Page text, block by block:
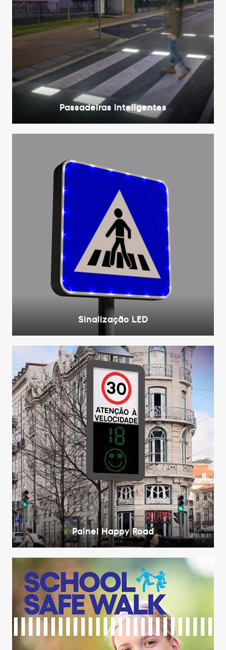
Passadeiras Inteligentes
Sinalização LED
Painel Happy Road